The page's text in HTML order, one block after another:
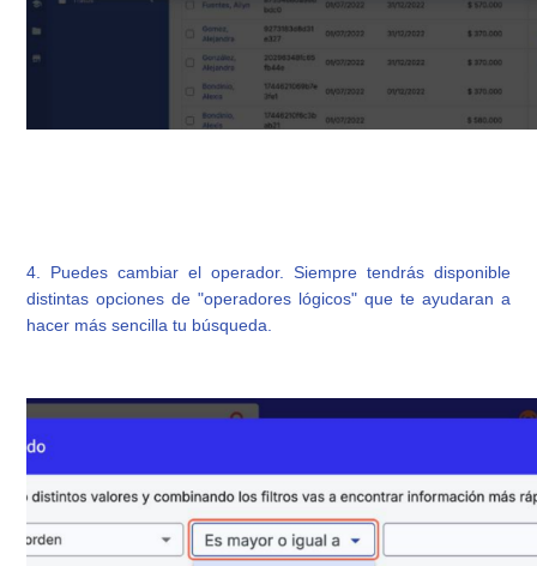
4. Puedes cambiar el operador. Siempre tendrás disponible
distintas opciones de "operadores lógicos" que te ayudaran a
hacer más sencilla tu búsqueda.